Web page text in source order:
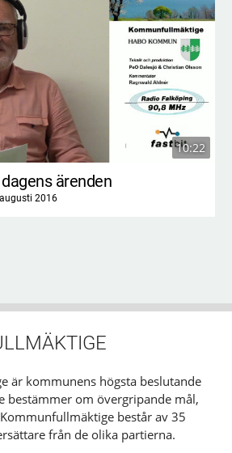
10:22
ärenden
2016
är kommunens högsta beslutande
bestämmer om övergripande mål,
består av 35
från de olika partierna.